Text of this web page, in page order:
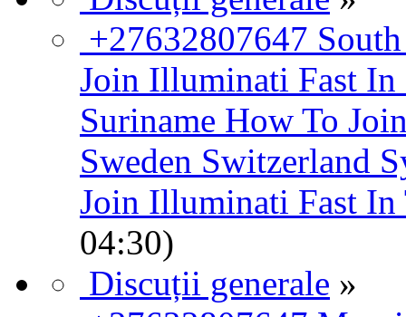
+27632807647
Join Illuminati Fast In
Suriname How To
Sweden Switzerland
Join Illuminati Fast In
04:30)
Discuții generale »